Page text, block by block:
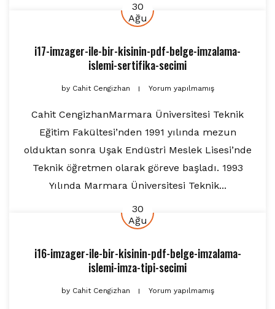
30
Ağu
i17-imzager-ile-bir-kisinin-pdf-belge-imzalama-
islemi-sertifika-secimi
byCahit Cengizhan Yorum yapılmamış
Cahit CengizhanMarmara Üniversitesi Teknik
Eğitim Fakültesi’nden 1991 yılında mezun
olduktan sonra Uşak Endüstri Meslek Lisesi’nde
Teknik öğretmen olarak göreve başladı. 1993
Yılında Marmara Üniversitesi Teknik...
30
Ağu
i16-imzager-ile-bir-kisinin-pdf-belge-imzalama-
islemi-imza-tipi-secimi
byCahit Cengizhan Yorum yapılmamış